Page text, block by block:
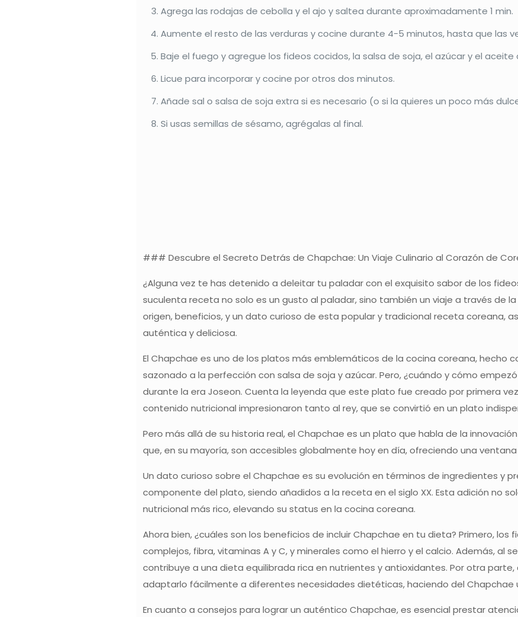
Agrega las rodajas de cebolla y el ajo y saltea durante aproximadamente 1 min.
Aumente el resto de las verduras y cocine durante 4-5 minutos, hasta que las
Baje el fuego y agregue los fideos cocidos, la salsa de soja, el azúcar y el
Licue para incorporar y cocine por otros dos minutos.
Añade sal o salsa de soja extra si es necesario (o si la quieres un poco más
Si usas semillas de sésamo, agrégalas al final.
### Descubre el Secreto Detrás de Chapchae: Un Viaje Culinario al Corazón de
¿Alguna vez te has detenido a deleitar tu paladar con el exquisito sabor de los
suculenta receta no solo es un gusto al paladar, sino también un viaje a través de
origen, beneficios, y un dato curioso de esta popular y tradicional receta coreana,
auténtica y deliciosa.
El Chapchae es uno de los platos más emblemáticos de la cocina coreana, hecho
sazonado a la perfección con salsa de soja y azúcar. Pero, ¿cuándo y cómo
durante la era Joseon. Cuenta la leyenda que este plato fue creado por primera
contenido nutricional impresionaron tanto al rey, que se convirtió en un plato
Pero más allá de su historia real, el Chapchae es un plato que habla de la
que, en su mayoría, son accesibles globalmente hoy en día, ofreciendo una
Un dato curioso sobre el Chapchae es su evolución en términos de ingredientes y
componente del plato, siendo añadidos a la receta en el siglo XX. Esta adición no
nutricional más rico, elevando su status en la cocina coreana.
Ahora bien, ¿cuáles son los beneficios de incluir Chapchae en tu dieta? Primero,
complejos, fibra, vitaminas A y C, y minerales como el hierro y el calcio. Además,
contribuye a una dieta equilibrada rica en nutrientes y antioxidantes. Por otra
adaptarlo fácilmente a diferentes necesidades dietéticas, haciendo del Chapchae
En cuanto a consejos para lograr un auténtico Chapchae, es esencial prestar